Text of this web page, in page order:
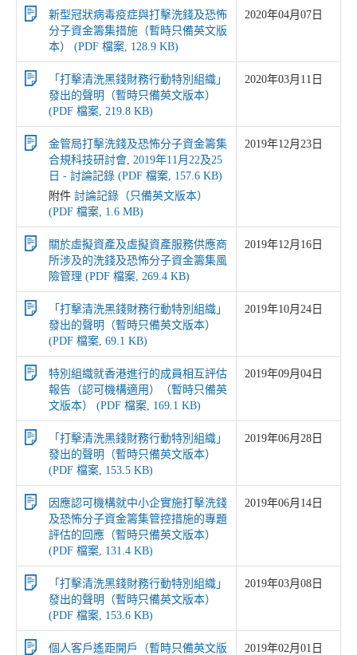
新型冠狀病毒疫症與打擊洗錢及恐怖
分子資金籌集措施（暫時只備英文版
本） (PDF 檔案, 128.9 KB)
2020年04月07日
「打擊清洗黑錢財務行動特別組織」
發出的聲明（暫時只備英文版本）
(PDF 檔案, 219.8 KB)
2020年03月11日
金管局打擊洗錢及恐怖分子資金籌集
合規科技研討會, 2019年11月22及25
日 - 討論記錄 (PDF 檔案, 157.6 KB)
附件 討論記錄（只備英文版本）
(PDF 檔案, 1.6 MB)
2019年12月23日
關於虛擬資產及虛擬資產服務供應商
所涉及的洗錢及恐怖分子資金籌集風
險管理 (PDF 檔案, 269.4 KB)
2019年12月16日
「打擊清洗黑錢財務行動特別組織」
發出的聲明（暫時只備英文版本）
(PDF 檔案, 69.1 KB)
2019年10月24日
特別組織就香港進行的成員相互評估
報告（認可機構適用）（暫時只備英
文版本） (PDF 檔案, 169.1 KB)
2019年09月04日
「打擊清洗黑錢財務行動特別組織」
發出的聲明（暫時只備英文版本）
(PDF 檔案, 153.5 KB)
2019年06月28日
因應認可機構就中小企實施打擊洗錢
及恐怖分子資金籌集管控措施的專題
評估的回應（暫時只備英文版本）
(PDF 檔案, 131.4 KB)
2019年06月14日
「打擊清洗黑錢財務行動特別組織」
發出的聲明（暫時只備英文版本）
(PDF 檔案, 153.6 KB)
2019年03月08日
個人客戶遙距開戶（暫時只備英文版
2019年02月01日